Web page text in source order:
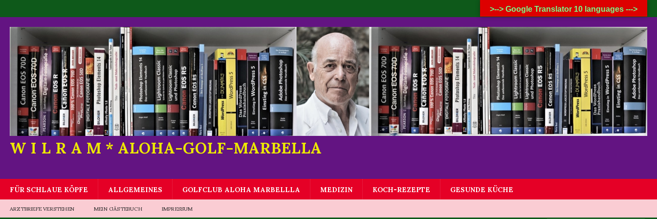
7. AUGUST 2026
W I L R A M * ALOHA-GOLF-MARBELLA
FÜR SCHLAUE KÖPFE ALLGEMEINES GOLFCLUB ALOHA MARBELLLA MEDIZIN KOCH-REZEPTE GESUNDE KÜCHE
ARZTBRIEFE VERSTEHEN MEIN GÄSTEBUCH IMPRESSUM
>--> Google Translator 10 languages --->